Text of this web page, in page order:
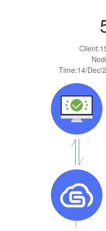
Client:
Time:14/Dec/